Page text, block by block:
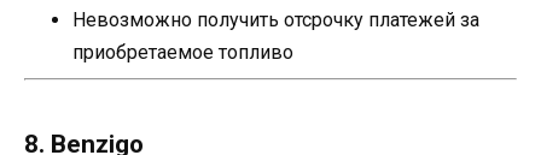
Невозможно получить отсрочку платежей за
приобретаемое топливо
8. Benzigo